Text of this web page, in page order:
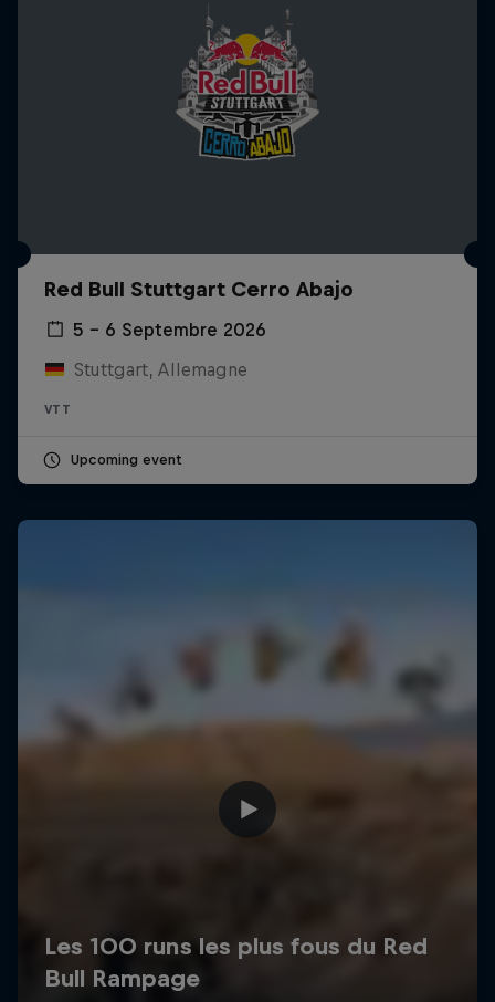
Red Bull Stuttgart Cerro Abajo
5 – 6 Septembre 2026
Stuttgart, Allemagne
VTT
Upcoming event